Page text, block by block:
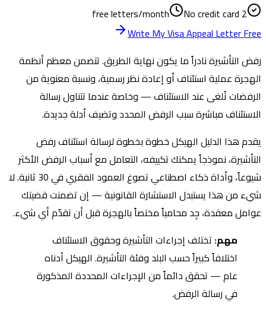
2 free letters/month
No credit card
Write My Visa Appeal Letter Free
رفض التأشيرة نادراً ما يكون نهاية الطريق. تتضمن معظم أنظمة
الهجرة عملية استئناف أو إعادة نظر رسمية، ونسبة معنوية من
الرفضات تُلغى عند الاستئناف — وخاصة عندما تتناول رسالة
الاستئناف مباشرة سبب الرفض المحدد وتضيف أدلة جديدة.
يقدم هذا الدليل الهيكل خطوة بخطوة لرسالة استئناف رفض
التأشيرة، نموذجاً يمكنك تكييفه، التعامل مع أسباب الرفض الأكثر
شيوعاً، وأداة ذكاء اصطناعي تصوغ العمود الفقري في 30 ثانية. لا
شيء من هذا يستبدل الاستشارة القانونية — إن تضمنت قضيتك
عوامل معقدة، جِد محامياً مختصاً بالهجرة قبل أن تقدّم أي شيء.
مهم: تختلف إجراءات التأشيرة وحقوق الاستئناف
اختلافاً كبيراً حسب البلد وفئة التأشيرة. الهيكل أدناه
عام — تحقق دائماً من الإجراءات المحددة المذكورة
في رسالة الرفض.